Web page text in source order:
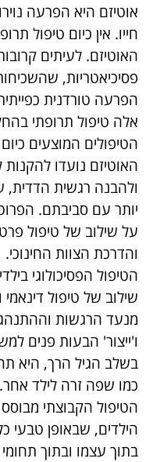
אוטיזם היא הפרעה
חייו. אין כיום טיפול
האוטיזם. לעיתים
פסיכיאטריות,
הפרעה טורדנית
אלה טיפול תרופתי
הטיפולים המוצעים
האוטיזם נועדו
ולהבנה רגשית הדדית,
יותר עם סביבתם.
על שילוב של טיפול
והדרכת הצוות החינוכי.
הטיפול הפסיכולוגי
שילוב של טיפול
מנעד הרגשות
ו'ייצור' הבעות פנים
בשלב הגיל הרך, היא
כמו שפה זרה לילד אחר.
הטיפול הקבוצתי
הילדים, שבאופן טבעי
בתוך עצמו ובתוך תחומי